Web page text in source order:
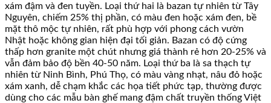
xám đậm và đen tuyền. Loại thứ hai là bazan tự nhiên từ Tây
Nguyên, chiếm 25% thị phần, có màu đen hoặc xám đen, bề
mặt thô mộc tự nhiên, rất phù hợp với phong cách vườn
Nhật hoặc không gian hiện đại tối giản. Bazan có độ cứng
thấp hơn granite một chút nhưng giá thành rẻ hơn 20-25% và
vẫn đảm bảo độ bền 40-50 năm. Loại thứ ba là sa thạch tự
nhiên từ Ninh Bình, Phú Thọ, có màu vàng nhạt, nâu đỏ hoặc
xám xanh, dễ chạm khắc các họa tiết phức tạp, thường được
dùng cho các mẫu bàn ghế mang đậm chất truyền thống Việt